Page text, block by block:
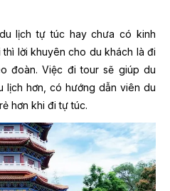
lịch tự túc hay chưa có kinh
lời khuyên cho du khách là đi
đoàn. Việc đi tour sẽ giúp du
lịch hơn, có hướng dẫn viên du
hơn khi đi tự túc.